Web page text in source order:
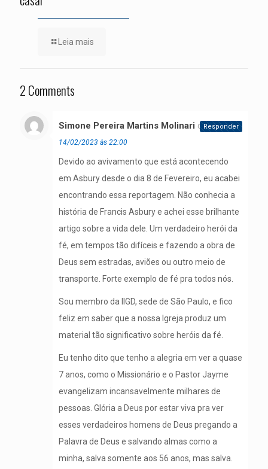
Leia mais
2 Comments
Simone Pereira Martins Molinari disse:
14/02/2023 às 22:00
Devido ao avivamento que está acontecendo
em Asbury desde o dia 8 de Fevereiro, eu acabei
encontrando essa reportagem. Não conhecia a
história de Francis Asbury e achei esse brilhante
artigo sobre a vida dele. Um verdadeiro herói da
fé, em tempos tão difíceis e fazendo a obra de
Deus sem estradas, aviões ou outro meio de
transporte. Forte exemplo de fé pra todos nós.
Sou membro da IIGD, sede de São Paulo, e fico
feliz em saber que a nossa Igreja produz um
material tão significativo sobre heróis da fé.
Eu tenho dito que tenho a alegria em ver a quase
7 anos, como o Missionário e o Pastor Jayme
evangelizam incansavelmente milhares de
pessoas. Glória a Deus por estar viva pra ver
esses verdadeiros homens de Deus pregando a
Palavra de Deus e salvando almas como a
minha, salva somente aos 56 anos, mas salva.
Responder